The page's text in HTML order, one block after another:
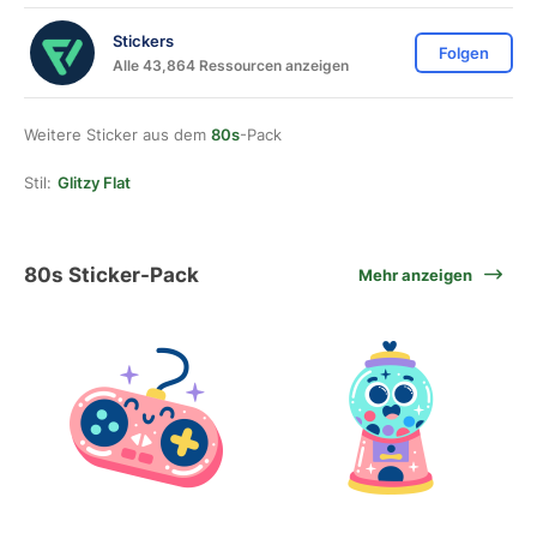
Stickers
Alle 43,864 Ressourcen anzeigen
Folgen
Weitere Sticker aus dem 80s-Pack
Stil: Glitzy Flat
80s Sticker-Pack Mehr anzeigen